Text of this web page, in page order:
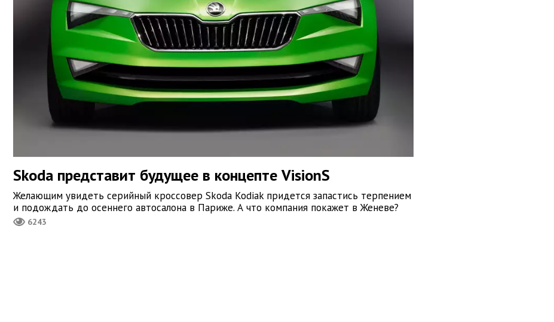
Skoda представит будущее в концепте VisionS
Желающим увидеть серийный кроссовер Skoda Kodiak придется запастись терпением
и подождать до осеннего автосалона в Париже. А что компания покажет в Женеве?
6243